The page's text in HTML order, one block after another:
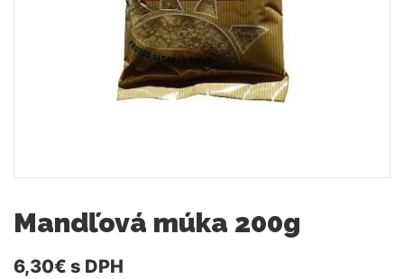
Mandľová múka 200g
6,30€ s DPH